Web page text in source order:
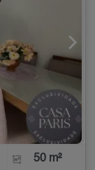
50 m²